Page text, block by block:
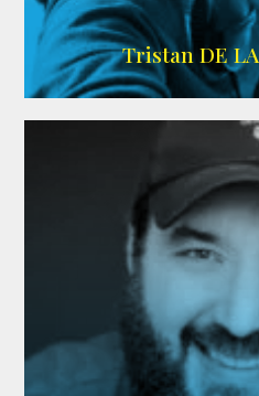
IMDB
Tristan DE